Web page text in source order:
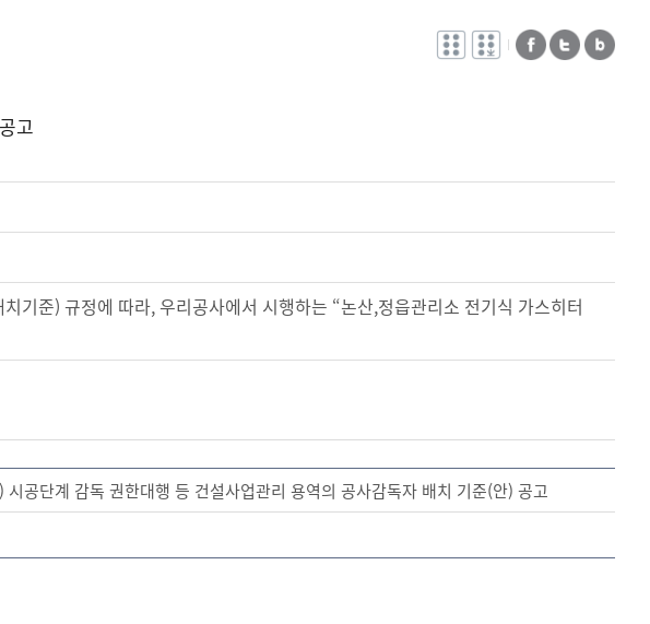
전자점자
바로보기
전자점자
다운로드페이스북트위터블로그
고
기준) 규정에 따라, 우리공사에서 시행하는 “논산,정읍관리소 전기식 가스히터
공단계 감독 권한대행 등 건설사업관리 용역의 공사감독자 배치 기준(안) 공고